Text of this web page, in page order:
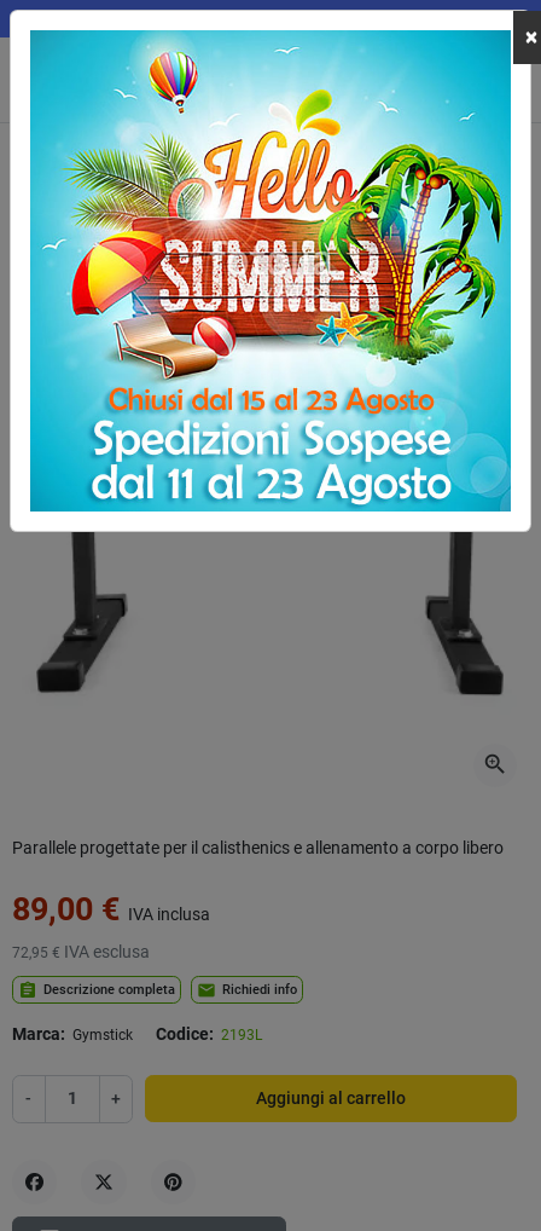
MEPA
Home Allenamento e Fitness Parallele fitness Coppia di
Coppia di Miniparallele premium Gymstick |
Misura L
zoom_in
Parallele progettate per il calisthenics e allenamento a corpo libero
89,00 € IVA inclusa
72,95 € IVA esclusa
assignment Descrizione completa mail Richiedi info
Marca: Gymstick Codice: 2193L
- + Aggiungi al carrello
×